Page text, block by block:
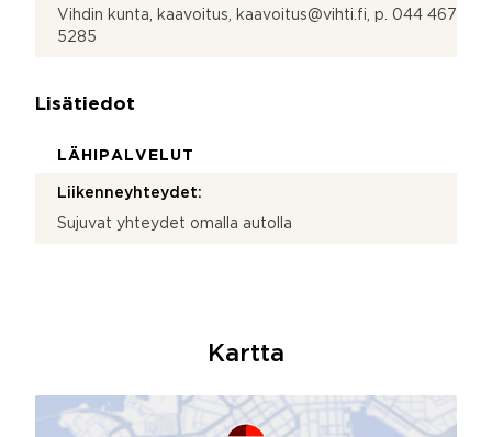
Vihdin kunta, kaavoitus, kaavoitus@vihti.fi, p. 044 467
5285
Lisätiedot
LÄHIPALVELUT
Liikenneyhteydet:
Sujuvat yhteydet omalla autolla
Kartta